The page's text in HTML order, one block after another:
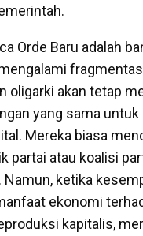
Orde Baru adalah
oligarki akan tetap
yang sama
Mereka biasa
partai atau koalisi
Namun, ketika
ekonomi
kapitalis,